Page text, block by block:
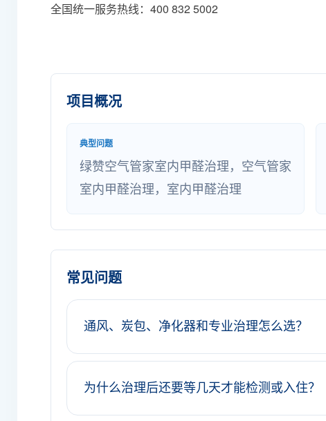
全国统一服务热线：400 832 5002
项目概况
典型问题
绿赞空气管家室内甲醛治理，空气管家
室内甲醛治理，室内甲醛治理
常见问题
通风、炭包、净化器和专业治理怎么选？
为什么治理后还要等几天才能检测或入住？